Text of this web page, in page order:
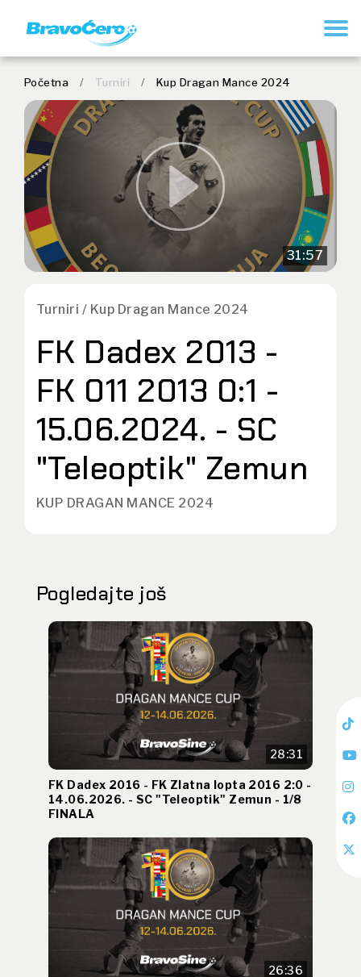
Početna / Turniri / Kup Dragan Mance 2024
31:57
Turniri / Kup Dragan Mance 2024
FK Dadex 2013 -
FK 011 2013 0:1 -
15.06.2024. - SC
"Teleoptik" Zemun
KUP DRAGAN MANCE 2024
Pogledajte još
28:31
FK Dadex 2016 - FK Zlatna lopta 2016 2:0 -
14.06.2026. - SC "Teleoptik" Zemun - 1/8
FINALA
26:36